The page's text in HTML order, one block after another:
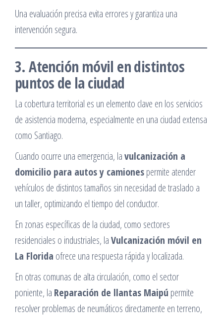
Una evaluación precisa evita errores y garantiza una
intervención segura.
3. Atención móvil en distintos
puntos de la ciudad
La cobertura territorial es un elemento clave en los servicios
de asistencia moderna, especialmente en una ciudad extensa
como Santiago.
Cuando ocurre una emergencia, lavulcanización a
domicilio para autos y camionespermite atender
vehículos de distintos tamaños sin necesidad de traslado a
un taller, optimizando el tiempo del conductor.
En zonas específicas de la ciudad, como sectores
residenciales o industriales, laVulcanización móvil en
La Florida ofrece una respuesta rápida y localizada.
En otras comunas de alta circulación, como el sector
poniente, la Reparación de llantas Maipú permite
resolver problemas de neumáticos directamente en terreno,